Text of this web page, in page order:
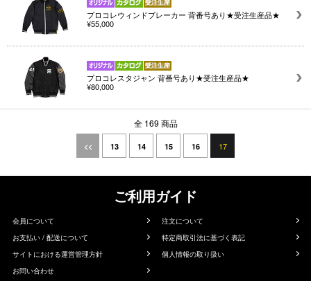
プロコレウィンドブレーカー 背番号あり★受注生産品★
¥55,000
プロコレスタジャン 背番号あり★受注生産品★
¥80,000
全 169 商品
<< 13 14 15 16 17
ご利用ガイド
会員について
注文について
お支払い / 配送について
特定商取引法に基づく表記
サイトにおける運営管理方針
個人情報の取り扱い
お問い合わせ